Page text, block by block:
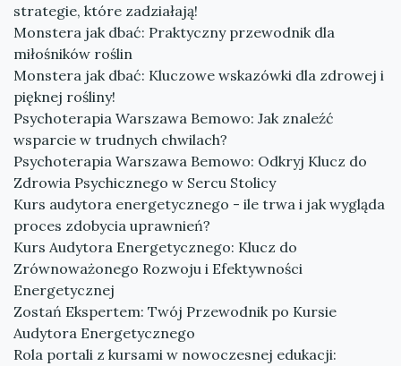
strategie, które zadziałają!
Monstera jak dbać: Praktyczny przewodnik dla
miłośników roślin
Monstera jak dbać: Kluczowe wskazówki dla zdrowej i
pięknej rośliny!
Psychoterapia Warszawa Bemowo: Jak znaleźć
wsparcie w trudnych chwilach?
Psychoterapia Warszawa Bemowo: Odkryj Klucz do
Zdrowia Psychicznego w Sercu Stolicy
Kurs audytora energetycznego - ile trwa i jak wygląda
proces zdobycia uprawnień?
Kurs Audytora Energetycznego: Klucz do
Zrównoważonego Rozwoju i Efektywności
Energetycznej
Zostań Ekspertem: Twój Przewodnik po Kursie
Audytora Energetycznego
Rola portali z kursami w nowoczesnej edukacji: